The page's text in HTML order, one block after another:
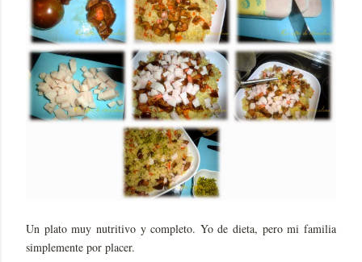
Un plato muy nutritivo y completo. Yo de dieta, pero mi familia
simplemente por placer.